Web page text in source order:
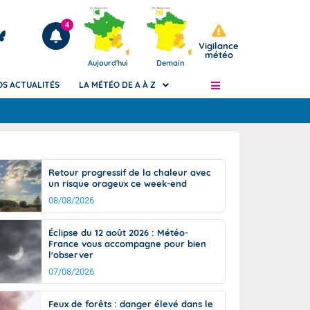
Articles
4
Aujourd'hui Demain
Vigilance
météo
de
Phénomènes dangereux de J+2 à J+7
Avertissement pluies intenses à l'échelle
des communes (Apic)
Bulletins Marine
Bulletins d'estimation du risque
d'avalanche
Météo des forêts
Vigicrues
ACTUALITÉS LA MÉTÉO DE A À Z
Retour progressif de la chaleur avec
un risque orageux ce week-end
08/08/2026
Éclipse du 12 août 2026 : Météo-
France vous accompagne pour bien
l'observer
07/08/2026
Feux de forêts : danger élevé dans le